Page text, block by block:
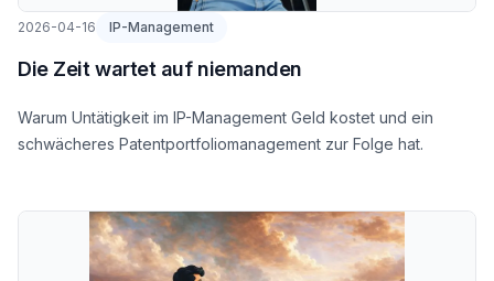
2026-04-16 IP-Management
Die Zeit wartet auf niemanden
Warum Untätigkeit im IP-Management Geld kostet und ein
schwächeres Patentportfoliomanagement zur Folge hat.